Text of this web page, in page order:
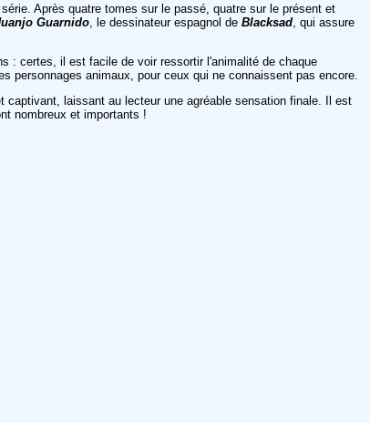
Après quatre tomes sur le passé, quatre sur le présent et
Guarnido , le dessinateur espagnol de Blacksad , qui assure
: certes, il est facile de voir ressortir l'animalité de chaque
personnages animaux, pour ceux qui ne connaissent pas encore.
captivant, laissant au lecteur une agréable sensation finale. Il est
nombreux et importants !